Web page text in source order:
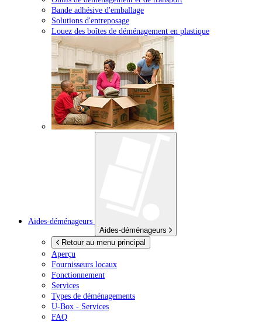
Bande adhésive d'emballage
Solutions d'entreposage
Louez des boîtes de déménagement en plastique
Aides-déménageurs
Aides-déménageurs
Retour au menu principal
Aperçu
Fournisseurs locaux
Fonctionnement
Services
Types de déménagements
U-Box - Services
FAQ